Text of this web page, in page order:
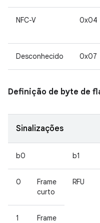
NFC-V 0x04
Desconhecido 0x07
Definição de byte de
Sinalizações
b0 b1
0
Frame
curto
RFU
1
Frame